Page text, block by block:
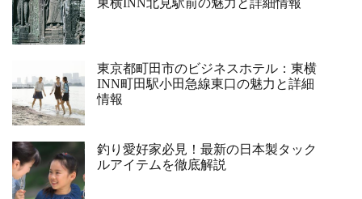
東横INN北見駅前の魅力と詳細情報
東京都町田市のビジネスホテル：東横
INN町田駅小田急線東口の魅力と詳細
情報
釣り愛好家必見！最新の日本製タック
ルアイテムを徹底解説